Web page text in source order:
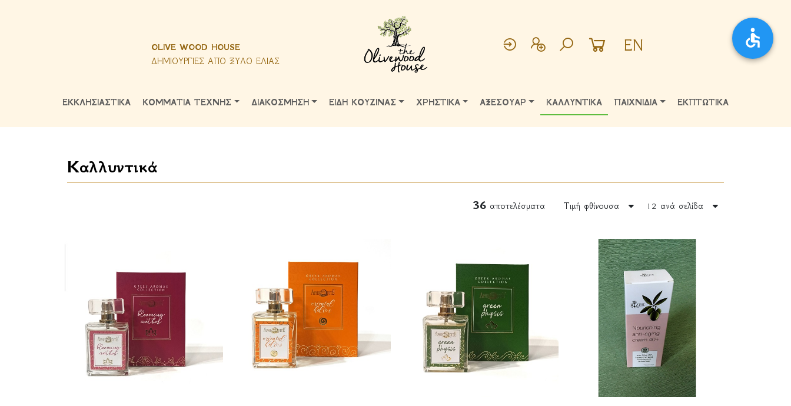
OLIVE WOOD HOUSE
ΔΗΜΙΟΥΡΓΙΕΣ ΑΠΟ ΞΥΛΟ ΕΛΙΑΣ
EN
ΕΚΚΛΗΣΙΑΣΤΙΚΑ ΚΟΜΜΑΤΙΑ ΤΕΧΝΗΣ ΔΙΑΚΟΣΜΗΣΗ ΕΙΔΗ ΚΟΥΖΙΝΑΣ ΧΡΗΣΤΙΚΑ ΑΞΕΣΟΥΑΡ ΚΑΛΛΥΝΤΙΚΑ ΠΑΙΧΝΙΔΙΑ ΕΚΠΤΩΤΙΚΑ
Καλλυντικά
36 αποτελέσματα Τιμή φθίνουσα 12 ανά σελίδα